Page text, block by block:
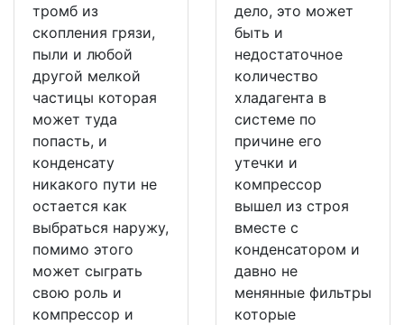
тромб из
скопления грязи,
пыли и любой
другой мелкой
частицы которая
может туда
попасть, и
конденсату
никакого пути не
остается как
выбраться наружу,
помимо этого
может сыграть
свою роль и
компрессор и
дело, это может
быть и
недостаточное
количество
хладагента в
системе по
причине его
утечки и
компрессор
вышел из строя
вместе с
конденсатором и
давно не
менянные фильтры
которые